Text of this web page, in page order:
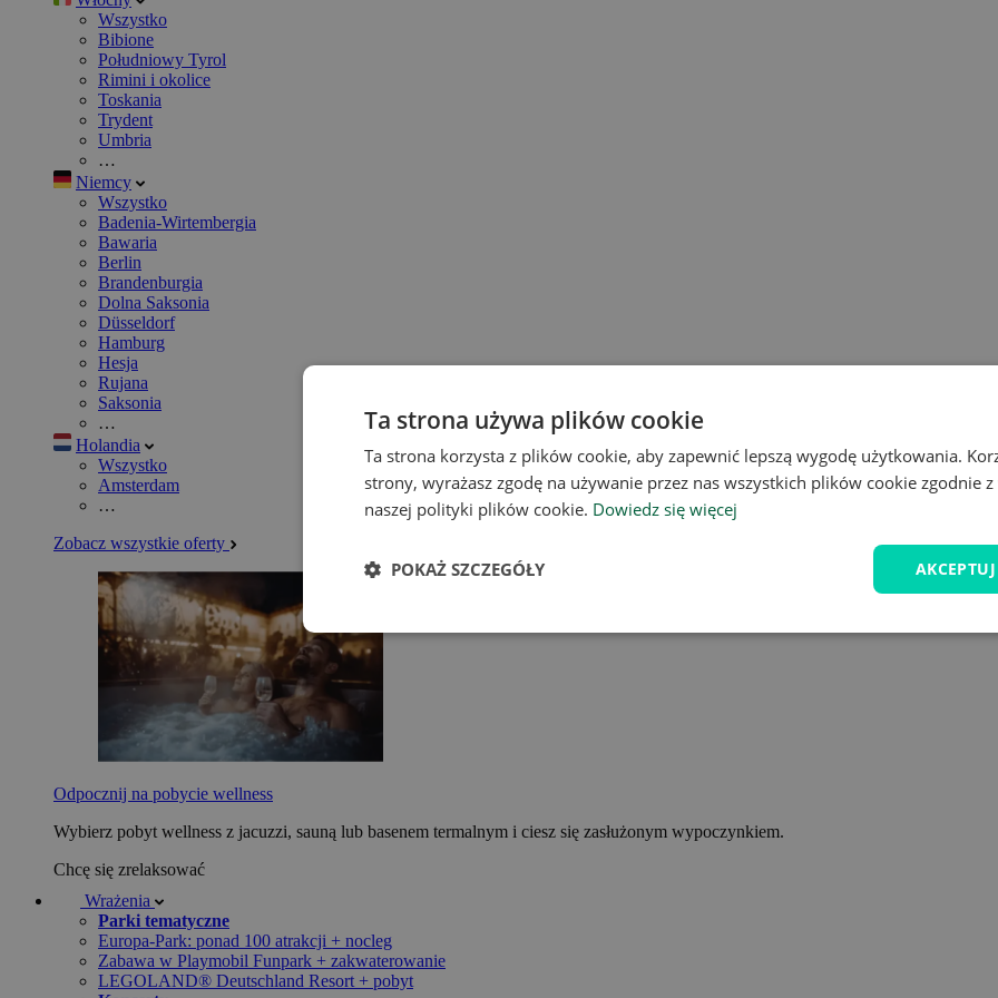
Wszystko
Bibione
Południowy Tyrol
Rimini i okolice
Toskania
Trydent
Umbria
…
Niemcy
Wszystko
Badenia-Wirtembergia
Bawaria
Berlin
Brandenburgia
Dolna Saksonia
Düsseldorf
Hamburg
Hesja
Rujana
Saksonia
…
Holandia
Wszystko
Amsterdam
…
Zobacz wszystkie oferty
Odpocznij na pobycie wellness
Wybierz pobyt wellness z jacuzzi, sauną lub basenem termalnym i ciesz się zasłużonym wypoczynkiem.
Chcę się zrelaksować
Wrażenia
Parki tematyczne
Europa-Park: ponad 100 atrakcji + nocleg
Zabawa w Playmobil Funpark + zakwaterowanie
LEGOLAND® Deutschland Resort + pobyt
Ta strona używa plików cookie
Ta strona korzysta z plików cookie, aby zapewnić lepszą wygodę użytkowania.
strony, wyrażasz zgodę na używanie przez nas wszystkich plików cookie zgodnie
naszej polityki plików cookie. Dowiedz się więcej
POKAŻ SZCZEGÓŁY